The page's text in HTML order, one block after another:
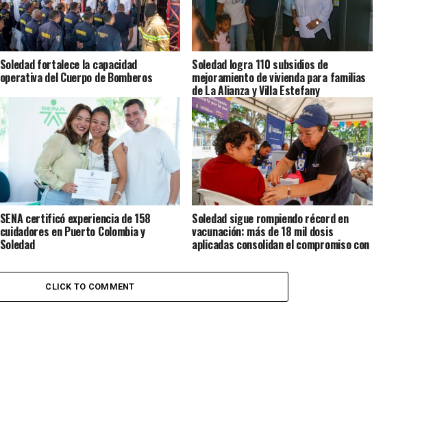
Soledad fortalece la capacidad
operativa del Cuerpo de Bomberos
Soledad logra 110 subsidios de
mejoramiento de vivienda para familias
de La Alianza y Villa Estefany
SENA certificó experiencia de 158
cuidadores en Puerto Colombia y
Soledad
Soledad sigue rompiendo récord en
vacunación: más de 18 mil dosis
aplicadas consolidan el compromiso con
CLICK TO COMMENT